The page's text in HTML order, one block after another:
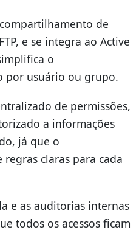
de
e se integra ao Active
o
por usuário ou grupo.
de permissões,
a informações
já que o
claras para cada
e as auditorias internas
todos os acessos ficam